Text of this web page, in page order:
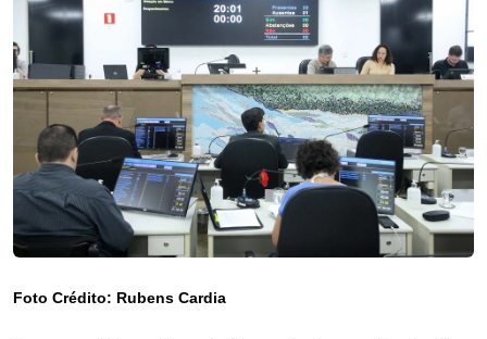
Foto Crédito: Rubens Cardia